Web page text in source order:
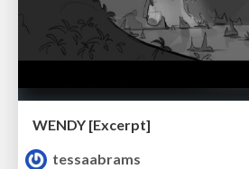
WENDY [Excerpt]
tessaabrams